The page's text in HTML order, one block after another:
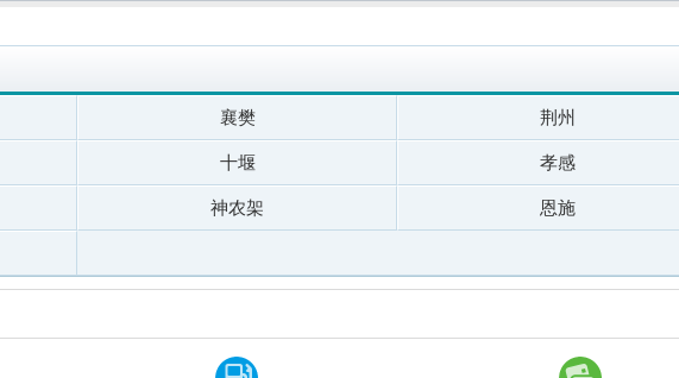
襄樊 荆州
十堰 孝感
神农架 恩施